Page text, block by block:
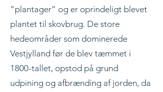
”plantager” og er oprindeligt blevet
plantet til skovbrug. De store
hedeområder som dominerede
Vestjylland før de blev tæmmet i
1800-tallet, opstod på grund
udpining og afbrænding af jorden, da